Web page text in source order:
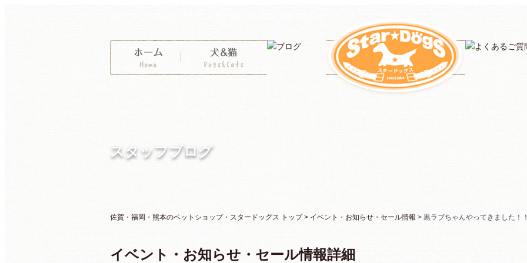
スタッフブログ
佐賀・福岡・熊本のペットショップ・スタードッグス トップ > イベント・お知らせ・セール情報 > 黒ラブちゃんやってきました！
イベント・お知らせ・セール情報詳細